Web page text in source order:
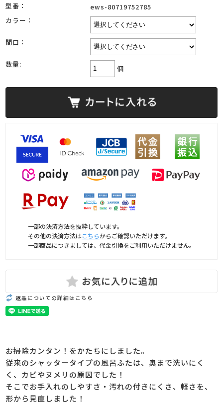
型番：
ews-80719752785
カラー：
間口：
数量: 個
一部の決済方法を抜粋しています。
その他の決済方法はこちらからご確認いただけます。
一部商品につきましては、代金引換をご利用いただけません。
返品についての詳細はこちら
お掃除カンタン！をかたちにしました。
従来のシャッタータイプの風呂ふたは、奥まで洗いにく
く、カビやヌメリの原因でした！
そこでお手入れのしやすさ・汚れの付きにくさ、軽さを、
形から見直しました！